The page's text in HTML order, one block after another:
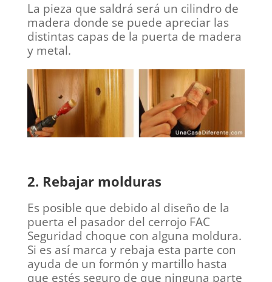
La pieza que saldrá será un cilindro de
madera donde se puede apreciar las
distintas capas de la puerta de madera
y metal.
2. Rebajar molduras
Es posible que debido al diseño de la
puerta el pasador del cerrojo FAC
Seguridad choque con alguna moldura.
Si es así marca y rebaja esta parte con
ayuda de un formón y martillo hasta
que estés seguro de que ninguna parte